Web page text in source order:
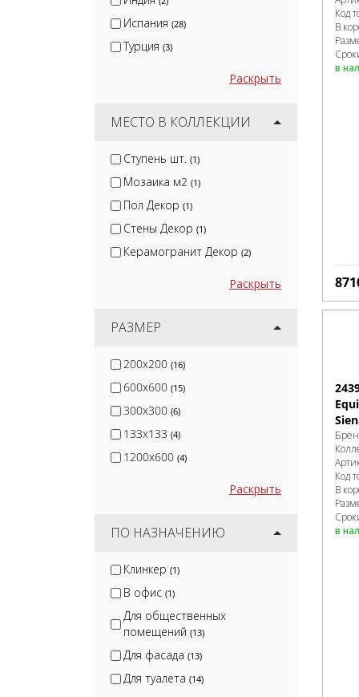
Испания (28)
Турция (3)
Раскрыть
МЕСТО В КОЛЛЕКЦИИ
Ступень шт. (1)
Мозаика м2 (1)
Пол Декор (1)
Стены Декор (1)
Керамогранит Декор (2)
Раскрыть
РАЗМЕР
200x200 (16)
600x600 (15)
300x300 (6)
133x133 (4)
1200x600 (4)
Раскрыть
ПО НАЗНАЧЕНИЮ
Клинкер (1)
В офис (1)
Для общественных
помещений (13)
Для фасада (13)
Для туалета (14)
Код
В
в
Код
В
в